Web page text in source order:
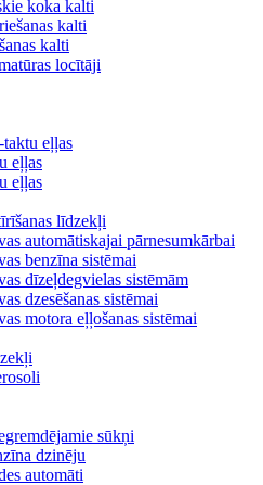
koka kalti
kalti
kalti
locītāji
eļļas
eļļas
eļļas
līdzekļi
automātiskajai pārnesumkārbai
benzīna sistēmai
dīzeļdegvielas sistēmām
dzesēšanas sistēmai
motora eļļošanas sistēmai
sūkņi
dzinēju
automāti